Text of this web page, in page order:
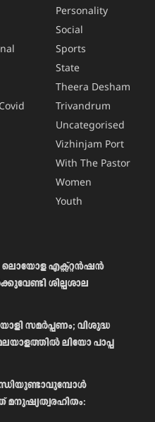
Personality
Social
Sports
State
Theera Desham
Trivandrum
Uncategorised
Vizhinjam Port
With The Pastor
Women
Youth
എക്സ്റ്റൻഷൻ
ശില്പശാല
സമർപ്പണം; വിശുദ്ധ
ലിയോ പാപ്പ
മനുഷ്യത്വരഹിതം: